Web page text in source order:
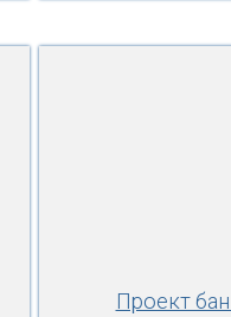
Проект